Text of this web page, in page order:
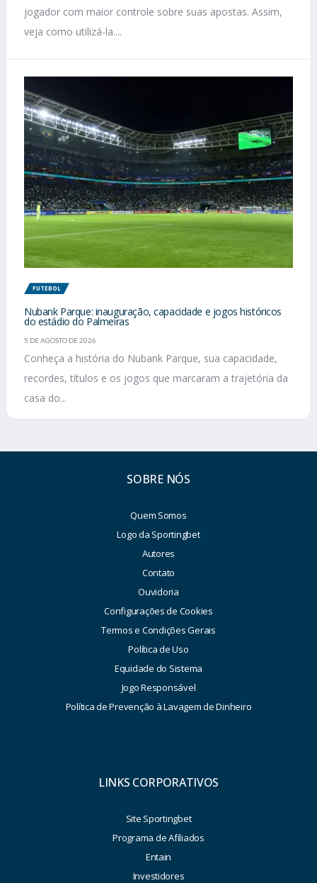
jogador com maior controle sobre suas apostas. Assim,
veja como utilizá-la....
FUTEBOL
Nubank Parque: inauguração, capacidade e jogos históricos
do estádio do Palmeiras
5 DE AGOSTO DE 2026
Conheça a história do Nubank Parque, sua capacidade,
recordes, títulos e os jogos que marcaram a trajetória da
casa do...
SOBRE NÓS
Quem Somos
Logo da Sportingbet
Autores
Contato
Ouvidoria
Configurações de Cookies
Termos e Condições Gerais
Política de Uso
Equidade do Sistema
Jogo Responsável
Política de Prevenção à Lavagem de Dinheiro
LINKS CORPORATIVOS
Site Sportingbet
Programa de Afiliados
Entain
Investidores